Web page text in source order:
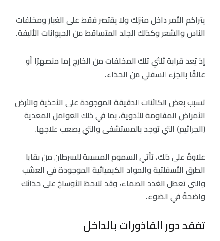
يتراكم الأمر داخل منزلك ولا يقتصر فقط على الغبار ومخلفات
الناس والشعر وكذلك الجلد المتساقط من الحيوانات الأليفة.
إذ يُعد قرابة ثلثي تلك المخلفات من الخارج إما منصهرًا أو
عالقًا بالجزء السفلي من الحذاء.
تسبب بعض الكائنات الدقيقة الموجودة على الأحذية والأرض
الأمراض المقاومة للأدوية، بما في ذلك العوامل المعدية
(الجراثيم) التي توجد بالمستشفى والتي يصعب علاجها.
علاوةً على ذلك، تأتي السموم المسببة للسرطان من بقايا
الطرق الأسفلتية والمواد الكيميائية الموجودة في العشب
والتي تعطل الغدد الصماء، وقد تلاحظ الأوساخ على حذائك
واضحةً في الضوء.
تفقد دور القاذورات بالداخل